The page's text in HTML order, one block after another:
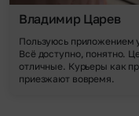
Владимир Царев
Пользуюсь приложением
Всё доступно, понятно.
отличные. Курьеры как
приезжают вовремя.